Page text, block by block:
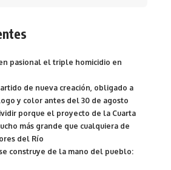
pasional el triple homicidio en
de nueva creación, obligado a
y color antes del 30 de agosto
porque el proyecto de la Cuarta
más grande que cualquiera de
del Río
construye de la mano del pueblo: